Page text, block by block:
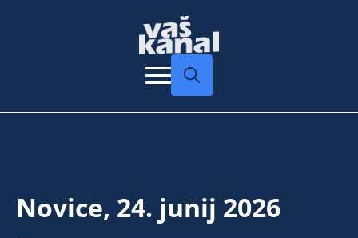
Novice, 24. junij 2026